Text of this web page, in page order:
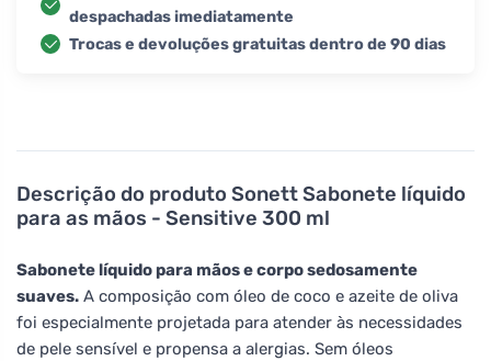
Descrição do produto Sonett Sabonete líquido
para as mãos - Sensitive 300 ml
Sabonete líquido para mãos e corpo sedosamente
suaves. A composição com óleo de coco e azeite de oliva
foi especialmente projetada para atender às necessidades
de pele sensível e propensa a alergias. Sem óleos
despachadas imediatamente
Trocas e devoluções gratuitas dentro de 90 dias